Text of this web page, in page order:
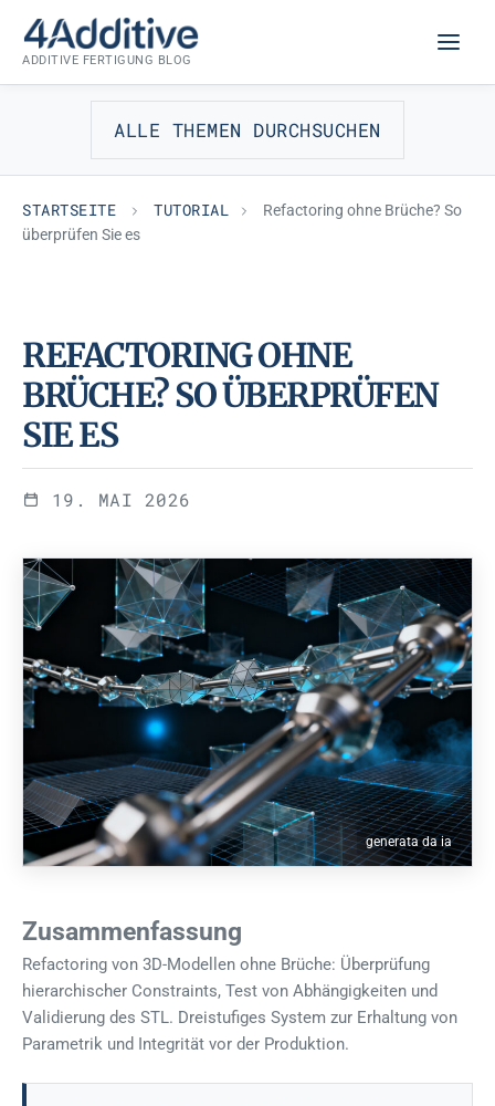
Inhalt
springen
ADDITIVE FERTIGUNG BLOG
ALLE THEMEN DURCHSUCHEN
STARTSEITE TUTORIAL
Refactoring ohne Brüche? So
überprüfen Sie es
TUTORIAL
REFACTORING OHNE
BRÜCHE? SO ÜBERPRÜFEN
SIE ES
19. MAI 2026
generata da ia
Zusammenfassung
Refactoring von 3D-Modellen ohne Brüche: Überprüfung
hierarchischer Constraints, Test von Abhängigkeiten und
Validierung des STL. Dreistufiges System zur Erhaltung von
Parametrik und Integrität vor der Produktion.